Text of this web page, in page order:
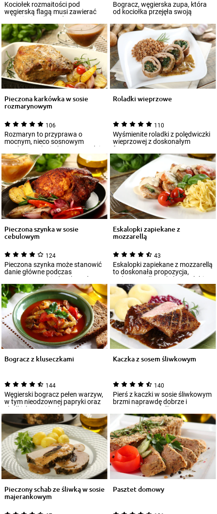
Kociołek rozmaitości pod
węgierską flagą musi zawierać
wyśmienite, długo duszone
mięso, aksamitny...
Bogracz, węgierska zupa, która
od kociołka przejęła swoją
nazwę, przygotowywana jest na
bazie woł...
Pieczona karkówka w sosie
rozmarynowym
106
Rozmaryn to przyprawa o
mocnym, nieco sosnowym
smaku z nutką imbiru. Sprawdzi
się do przygotowani...
Roladki wieprzowe
110
Wyśmienite roladki z polędwiczki
wieprzowej z doskonałym
farszem to propozycja
wykwintnego oraz p...
Pieczona szynka w sosie
cebulowym
124
Pieczona szynka może stanowić
danie główne podczas
uroczystego obiadu, ale podana
na zimno, w cie...
Eskalopki zapiekane z
mozzarellą
43
Eskalopki zapiekane z mozzarellą
to doskonała propozycja,
zwłaszcza dla tych, którzy lubią
intens...
Bogracz z kluseczkami
144
Węgierski bogracz pełen warzyw,
w tym nieodzownej papryki oraz
słodkich pomidorów i z
kawałkami s...
Kaczka z sosem śliwkowym
140
Pierś z kaczki w sosie śliwkowym
brzmi naprawdę dobrze i
przywodzi na myśl potrawy
serwowane w re...
Pieczony schab ze śliwką w sosie
majerankowym
Pasztet domowy